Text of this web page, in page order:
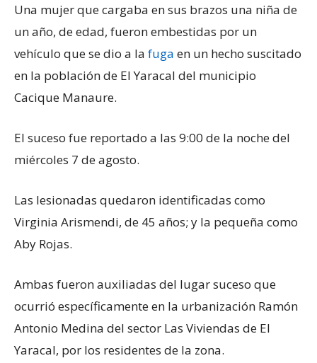
Una mujer que cargaba en sus brazos una niña de
un año, de edad, fueron embestidas por un
vehículo que se dio a la fuga en un hecho suscitado
en la población de El Yaracal del municipio
Cacique Manaure.
El suceso fue reportado a las 9:00 de la noche del
miércoles 7 de agosto.
Las lesionadas quedaron identificadas como
Virginia Arismendi, de 45 años; y la pequeña como
Aby Rojas.
Ambas fueron auxiliadas del lugar suceso que
ocurrió específicamente en la urbanización Ramón
Antonio Medina del sector Las Viviendas de El
Yaracal, por los residentes de la zona.